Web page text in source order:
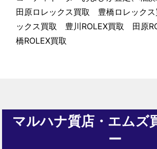
田原ロレックス買取 豊橋ロレック
ックス買取 豊川ROLEX買取 田原
橋ROLEX買取
マルハナ質店・エムズ
ー